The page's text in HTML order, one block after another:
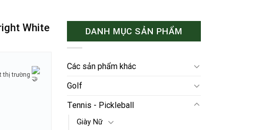
White
thị trường
DANH MỤC SẢN PHẨM
Các sản phẩm khác
Golf
Tennis - Pickleball
Giày Nữ